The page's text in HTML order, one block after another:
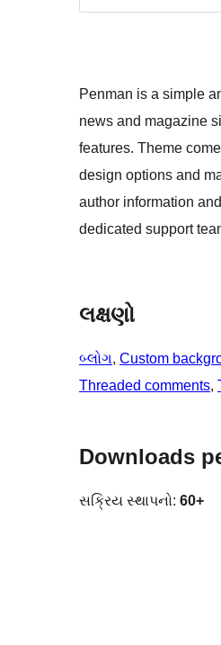
Penman is a simple
news and magazine
features. Theme
design options and
author information
dedicated support
લક્ષણો
બ્લોગ, Custom
Threaded comments,
Downloads
સક્રિય સ્થાપનો: 60+